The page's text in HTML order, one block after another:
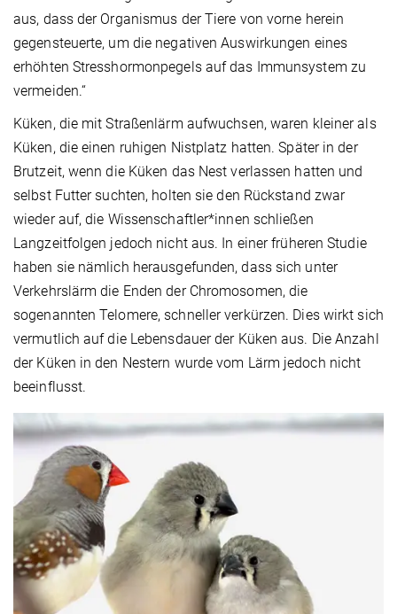
aus, dass der Organismus der Tiere von vorne herein
gegensteuerte, um die negativen Auswirkungen eines
erhöhten Stresshormonpegels auf das Immunsystem zu
vermeiden.“
Küken, die mit Straßenlärm aufwuchsen, waren kleiner als
Küken, die einen ruhigen Nistplatz hatten. Später in der
Brutzeit, wenn die Küken das Nest verlassen hatten und
selbst Futter suchten, holten sie den Rückstand zwar
wieder auf, die Wissenschaftler*innen schließen
Langzeitfolgen jedoch nicht aus. In einer früheren Studie
haben sie nämlich herausgefunden, dass sich unter
Verkehrslärm die Enden der Chromosomen, die
sogenannten Telomere, schneller verkürzen. Dies wirkt sich
vermutlich auf die Lebensdauer der Küken aus. Die Anzahl
der Küken in den Nestern wurde vom Lärm jedoch nicht
beeinflusst.